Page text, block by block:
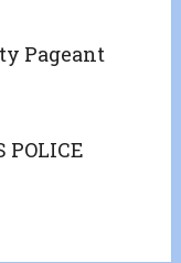
Pageant
POLICE